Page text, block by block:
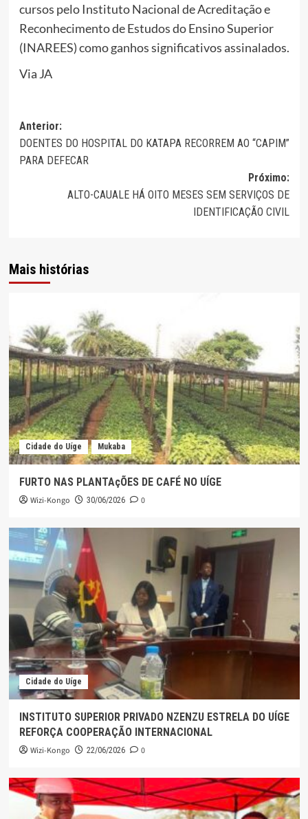
cursos pelo Instituto Nacional de Acreditação e
Reconhecimento de Estudos do Ensino Superior
(INAREES) como ganhos significativos assinalados.
Via JA
Navegação
de
Anterior:
DOENTES DO HOSPITAL DO KATAPA RECORREM AO “CAPIM”
PARA DEFECAR
Próximo:
ALTO-CAUALE HÁ OITO MESES SEM SERVIÇOS DE
IDENTIFICAÇÃO CIVIL
Mais histórias
Cidade do Uíge Mukaba
FURTO NAS PLANTAçÕES DE CAFÉ NO UÍGE
Wizi-Kongo 30/06/2026 0
Cidade do Uíge
INSTITUTO SUPERIOR PRIVADO NZENZU ESTRELA DO UÍGE
REFORÇA COOPERAÇÃO INTERNACIONAL
Wizi-Kongo 22/06/2026 0